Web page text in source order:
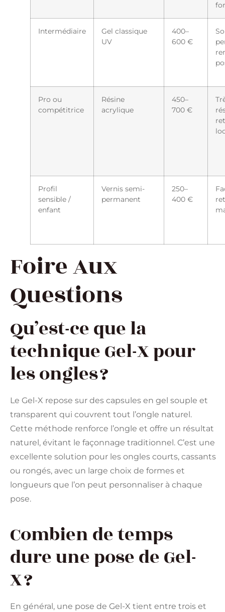
Intermédiaire
Gel classique
UV
400–
600 €
Pro ou
compétitrice
Résine
acrylique
450–
700 €
Profil
sensible /
enfant
Vernis semi-
permanent
250–
400 €
Foire Aux
Questions
Qu’est-ce que la
technique Gel-X pour
les ongles ?
Le Gel-X repose sur des capsules en gel souple et
transparent qui couvrent tout l’ongle naturel.
Cette méthode renforce l’ongle et offre un résultat
naturel, évitant le façonnage traditionnel. C’est une
excellente solution pour les ongles courts, cassants
ou rongés, avec un large choix de formes et
longueurs que l’on peut personnaliser à chaque
pose.
Combien de temps
dure une pose de Gel-
X ?
En général, une pose de Gel-X tient entre trois et